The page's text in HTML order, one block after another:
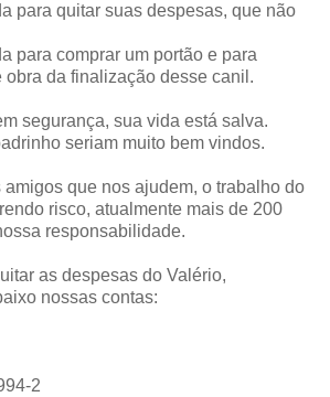
para quitar suas despesas, que não
para comprar um portão e para
obra da finalização desse canil.
segurança, sua vida está salva.
seriam muito bem vindos.
amigos que nos ajudem, o trabalho do
risco, atualmente mais de 200
responsabilidade.
as despesas do Valério,
nossas contas:
2